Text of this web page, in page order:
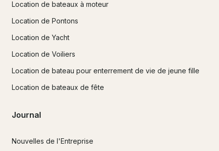
Location de bateaux à moteur
Location de Pontons
Location de Yacht
Location de Voiliers
Location de bateau pour enterrement de vie de jeune fille
Location de bateaux de fête
Journal
Nouvelles de l'Entreprise